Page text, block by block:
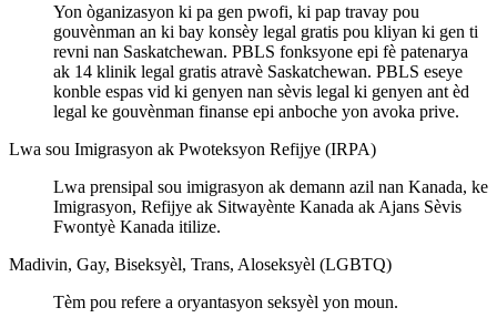
Yon òganizasyon ki pa gen pwofi, ki pap travay pou
gouvènman an ki bay konsèy legal gratis pou kliyan ki gen ti
revni nan Saskatchewan. PBLS fonksyone epi fè patenarya
ak 14 klinik legal gratis atravè Saskatchewan. PBLS eseye
konble espas vid ki genyen nan sèvis legal ki genyen ant èd
legal ke gouvènman finanse epi anboche yon avoka prive.
Lwa sou Imigrasyon ak Pwoteksyon Refijye (IRPA)
Lwa prensipal sou imigrasyon ak demann azil nan Kanada, ke
Imigrasyon, Refijye ak Sitwayènte Kanada ak Ajans Sèvis
Fwontyè Kanada itilize.
Madivin, Gay, Biseksyèl, Trans, Aloseksyèl (LGBTQ)
Tèm pou refere a oryantasyon seksyèl yon moun.